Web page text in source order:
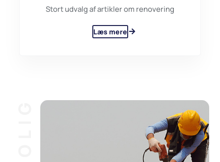
Stort udvalg af artikler om renovering
Læs mere